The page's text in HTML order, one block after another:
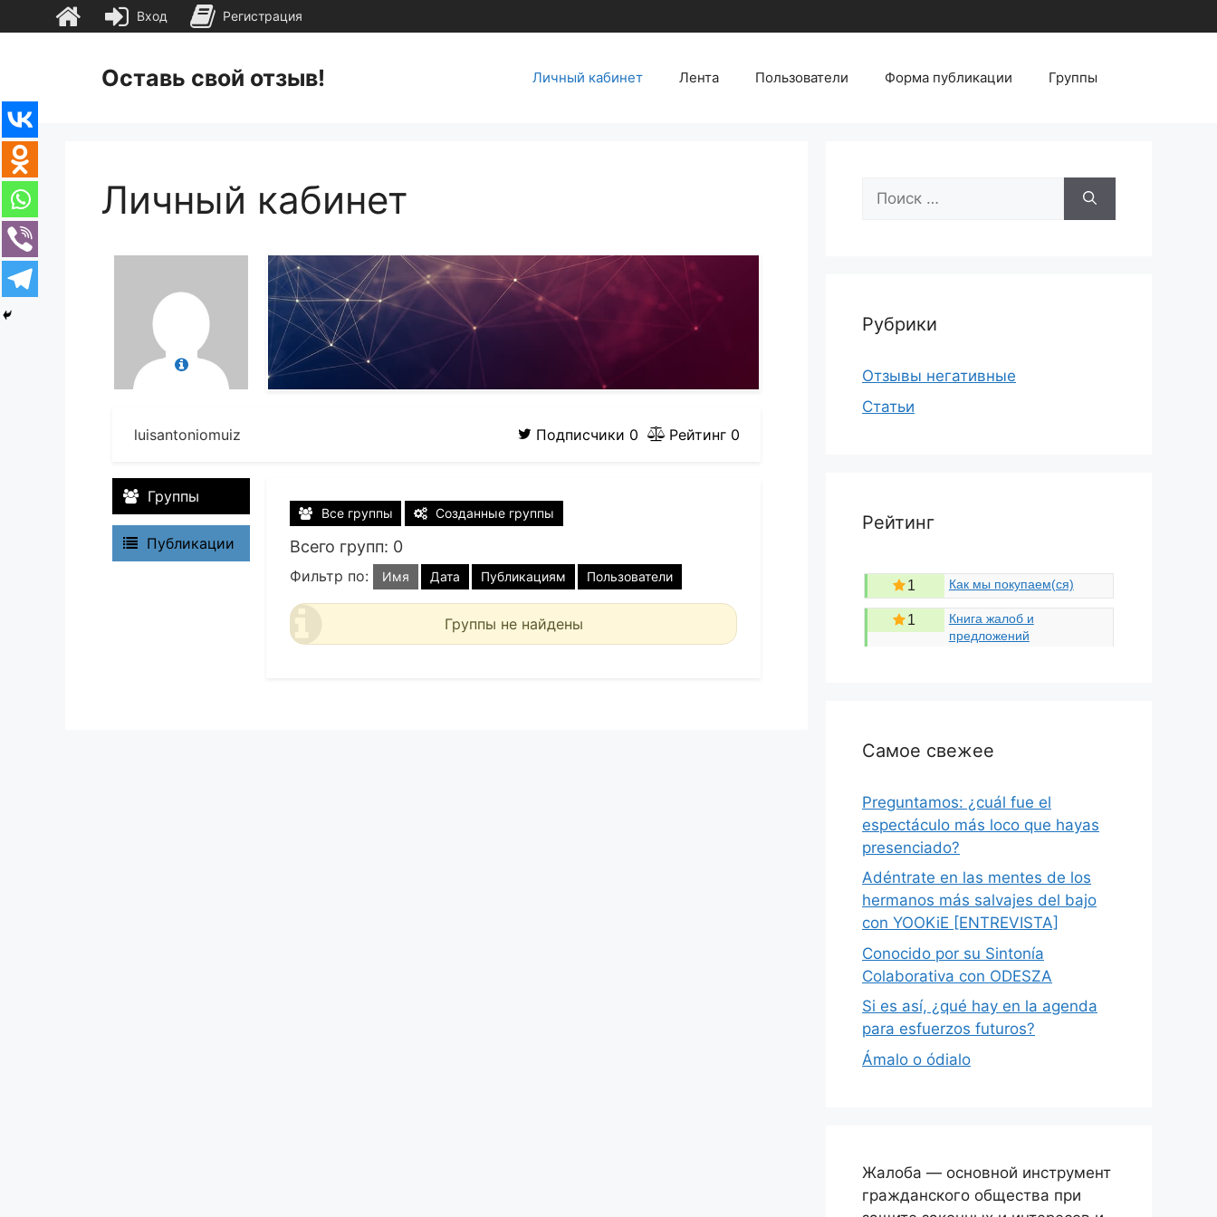
содержимомуОставь свой отзыв! Личный кабинет Лента Пользователи Форма публикации Группы
Личный кабинет
luisantoniomuiz Подписчики 0 Рейтинг 0
Группы
Публикации
Все группы Созданные группы
Всего групп: 0
Фильтр по: Имя Дата Публикациям Пользователи
Группы не найдены
Поиск:
Рубрики
Отзывы негативные
Статьи
Рейтинг
1 Как мы покупаем(ся)
1
Книга жалоб и
предложений
Самое свежее
Preguntamos: ¿cuál fue el
espectáculo más loco que hayas
presenciado?
Adéntrate en las mentes de los
hermanos más salvajes del bajo
con YOOKiE [ENTREVISTA]
Conocido por su Sintonía
Colaborativa con ODESZA
Si es así, ¿qué hay en la agenda
para esfuerzos futuros?
Ámalo o ódialo
Жалоба — основной инструмент
гражданского общества при
Вход Регистрация